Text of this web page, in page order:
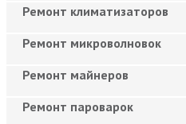
Ремонт климатизаторов
Ремонт микроволновок
Ремонт майнеров
Ремонт пароварок